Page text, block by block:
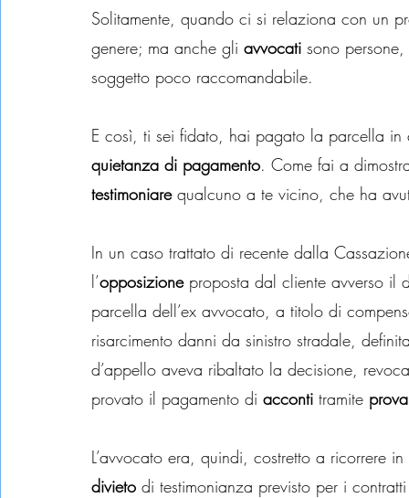
Solitamente, quando ci si relaziona con un
genere; ma anche gli avvocati sono
soggetto poco raccomandabile.
E così, ti sei fidato, hai pagato la parcella
quietanza di pagamento. Come fai a
testimoniare qualcuno a te vicino, che ha
In un caso trattato di recente dalla
l’opposizione proposta dal cliente avverso il
parcella dell’ex avvocato, a titolo di
risarcimento danni da sinistro stradale,
d’appello aveva ribaltato la decisione,
provato il pagamento di acconti tramite
L’avvocato era, quindi, costretto a ricorrere
divieto di testimonianza previsto per i